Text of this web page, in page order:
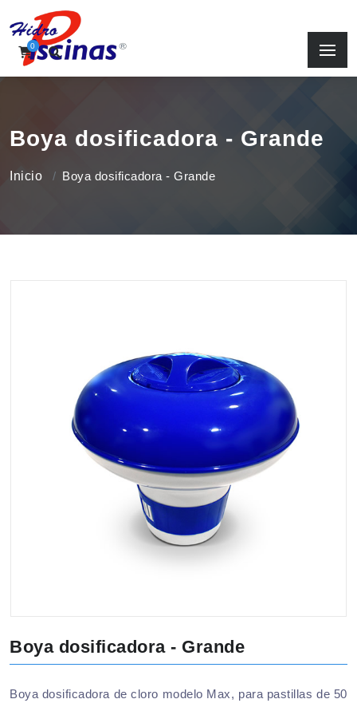
0
Boya dosificadora - Grande
Inicio Boya dosificadora - Grande
Boya dosificadora - Grande
Boya dosificadora de cloro modelo Max, para pastillas de 50